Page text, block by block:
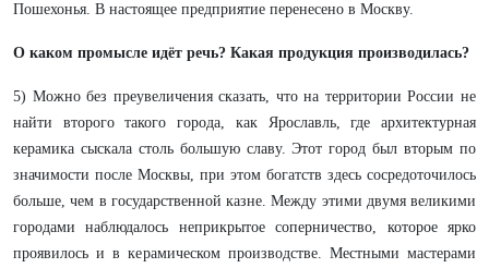
Пошехонья. В настоящее предприятие перенесено в Москву.
О каком промысле идёт речь? Какая продукция производилась?
5) Можно без преувеличения сказать, что на территории России не
найти второго такого города, как Ярославль, где архитектурная
керамика сыскала столь большую славу. Этот город был вторым по
значимости после Москвы, при этом богатств здесь сосредоточилось
больше, чем в государственной казне. Между этими двумя великими
городами наблюдалось неприкрытое соперничество, которое ярко
проявилось и в керамическом производстве. Местными мастерами